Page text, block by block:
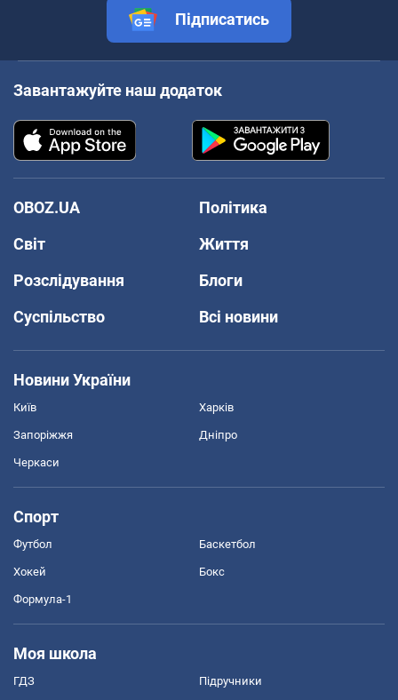
Підписатись
Завантажуйте наш додаток
OBOZ.UA
Політика
Світ
Життя
Розслідування
Блоги
Суспільство
Всі новини
Новини України
Київ Харків
Запоріжжя Дніпро
Черкаси
Спорт
Футбол Баскетбол
Хокей Бокс
Формула-1
Моя школа
ГДЗ Підручники